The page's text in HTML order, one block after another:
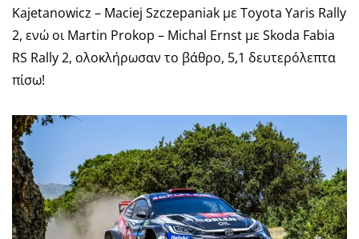
Kajetanowicz – Maciej Szczepaniak με Toyota Yaris Rally
2, ενώ οι Martin Prokop – Michal Ernst με Skoda Fabia
RS Rally 2, ολοκλήρωσαν το βάθρο, 5,1 δευτερόλεπτα
πίσω!